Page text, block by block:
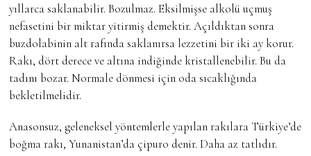
yıllarca saklanabilir. Bozulmaz. Eksilmişse alkolü uçmuş
nefasetini bir miktar yitirmiş demektir. Açıldıktan sonra
buzdolabinin alt rafında saklanırsa lezzetini bir iki ay korur.
Rakı, dört derece ve altına indiğinde kristallenebilir. Bu da
tadını bozar. Normale dönmesi için oda sıcaklığında
bekletilmelidir.
Anasonsuz, geleneksel yöntemlerle yapılan rakılara Türkiye’de
boğma rakı, Yunanistan’da çipuro denir. Daha az tatlıdır.